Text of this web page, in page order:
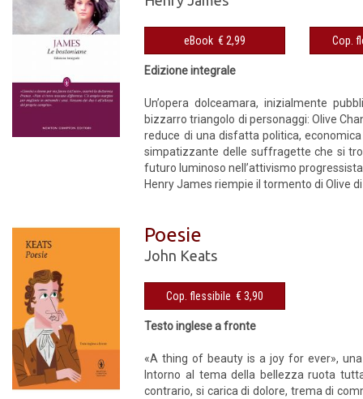
eBook € 2,99
Edizione integrale
Un’opera dolceamara, inizialmente
bizzarro triangolo di personaggi: Olive
reduce di una disfatta politica,
simpatizzante delle suffragette che si
futuro luminoso nell’attivismo
Henry James riempie il tormento di Olive
Poesie
John Keats
Cop. flessibile € 3,90
Testo inglese a fronte
«A thing of beauty is a joy for ever»,
Intorno al tema della bellezza ruota
contrario, si carica di dolore, trema di